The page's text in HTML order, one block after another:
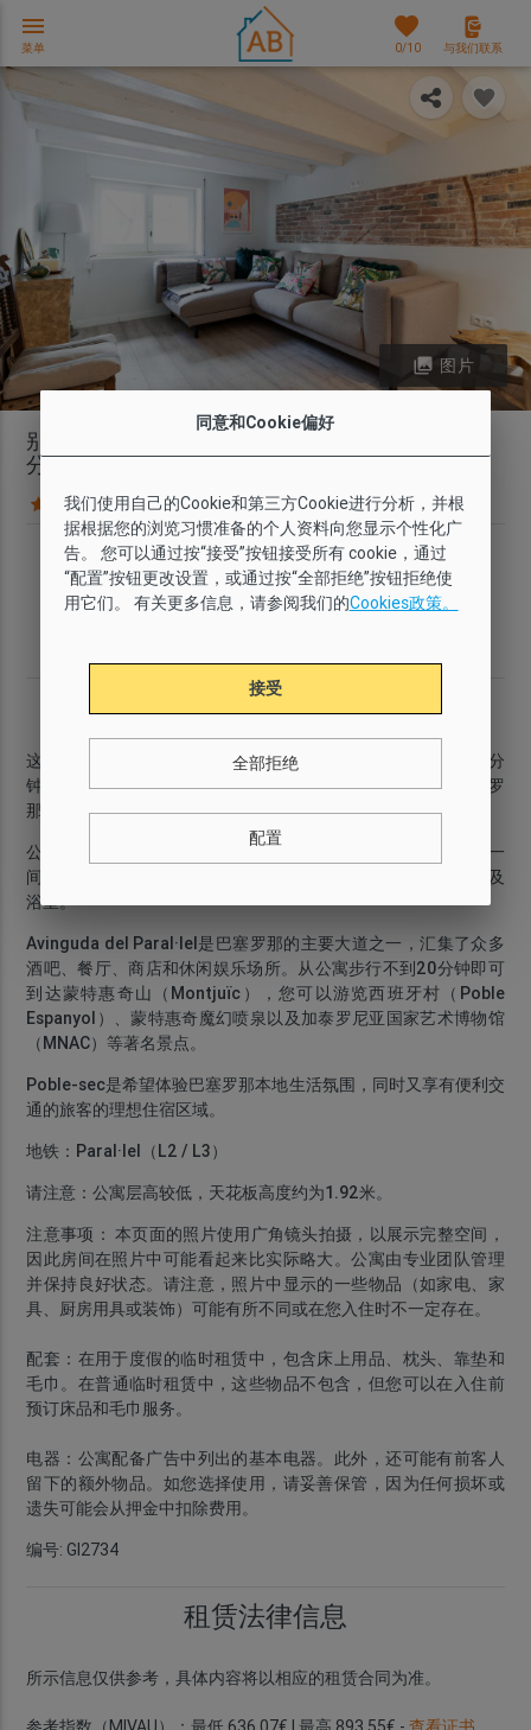
与我们联系
favorites
0/10
menu
菜单
photo_library 图片
别致的两卧室公寓距离Avinguda del Paral·lel仅几
分钟路程
11 条意见 地图
套房种类
舒适
Wi-Fi
有
最多人数
3
卧室
2
厕所
面积
楼层
城区
简介
这间优雅的两居室公寓距离Avinguda del Paral·lel
仅需步行2分
钟，提供免费 WiFi，并拥有便捷的公共交通，可轻松前往巴塞罗
那各处。此外，步行2分钟即可到达Paral·lel地铁站。
公寓最多可入住
，设有2间卧室
，另一
间配有
以及
浴室。
Avinguda del Paral·lel 是巴塞罗那的主要大道之一，汇集了众多
酒吧、餐厅、商店和休闲娱乐场所。从公寓步行不到 20分钟即可
到达蒙特惠奇山（Montjuïc） ，您可以游览西班牙村（Poble
Espanyol）
、 蒙特惠奇魔幻喷泉 以及 加泰罗尼亚国家艺术博物馆
（MNAC） 等著名景点。
Poble-sec是希望体验巴塞罗那本地生活氛围，同时又享有便利交
通的旅客的理想住宿区域。
地铁： Paral·lel（L2 / L3）
请注意：公寓层高较低，天花板高度约为1.92米。
注意事项： 本页面的照片使用广角镜头拍摄，以展示完整空间，
因此房间在照片中可能看起来比实际略大。公寓由专业团队管理
并保持良好状态。请注意，照片中显示的一些物品（如家电、家
具、厨房用具或装饰）可能有所不同或在您入住时不一定存在。
配套： 在用于度假的临时租赁中，包含床上用品、枕头、靠垫和
毛巾 。在普通临时租赁中，这些物品不包含 ，但您可以在入住前
预订床品和毛巾服务。
电器： 公寓配备广告中列出的基本电器。此外，还可能有前客人
留下的额外物品。如您选择使用，请妥善保管，因为任何损坏或
遗失可能会从押金中扣除费用。
编号: GI2734
租赁法律信息
所示信息仅供参考，具体内容将以相应的租赁合同为准。
同意和Cookie偏好
我们使用自己的Cookie和第三方Cookie进行分析，并根
据根据您的浏览习惯准备的个人资料向您显示个性化广
告。 您可以通过按“接受”按钮接受所有 cookie，通过
“配置”按钮更改设置，或通过按“全部拒绝”按钮拒绝使
用它们。 有关更多信息，请参阅我们的Cookies政策。
接受
全部拒绝
配置